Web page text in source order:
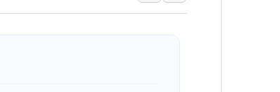
백악관 무도회장 공사 중단 명령…트럼프 제동
유 수출항 '하르그섬', 최근 1주일 이상 '올스톱'… 美 해상봉쇄 영향